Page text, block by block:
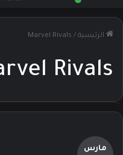
الرئيسية /
Marvel Rivals
Rivals
مارس